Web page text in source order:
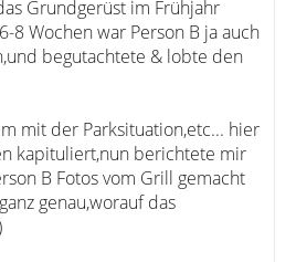
Grundgerüst im Frühjahr
8 Wochen war Person B ja auch
begutachtete & lobte den
mit der Parksituation,etc... hier
kapituliert,nun berichtete mir
B Fotos vom Grill gemacht
genau,worauf das